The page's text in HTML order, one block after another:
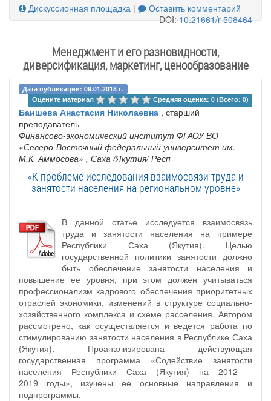
Дискуссионная площадка |
Оставить комментарий
DOI:10.21661/r-508464
Менеджмент и его разновидности,
диверсификация, маркетинг, ценообразование
Дата публикации: 09.01.2018 г.
Оцените материал
Средняя оценка: 0 (Всего: 0)
Баишева Анастасия Николаевна , старший
преподаватель
Финансово-экономический институт ФГАОУ ВО
«Северо-Восточный федеральный университет им.
М.К. Аммосова» , Саха /Якутия/ Респ
«К проблеме исследования взаимосвязи труда и
занятости населения на региональном уровне»
В данной статье исследуется взаимосвязь
труда и занятости населения на примере
Республики Саха (Якутия). Целью
государственной политики занятости должно
быть обеспечение занятости населения и
повышение ее уровня, при этом должен учитываться
профессионализм кадрового обеспечения приоритетных
отраслей экономики, изменений в структуре социально-
хозяйственного комплекса и схеме расселения. Автором
рассмотрено, как осуществляется и ведется работа по
стимулированию занятости населения в Республике Саха
(Якутия). Проанализирована действующая
государственная программа «Содействие занятости
населения Республики Саха (Якутия) на 2012 –
2019 годы», изучены ее основные направления и
подпрограммы.